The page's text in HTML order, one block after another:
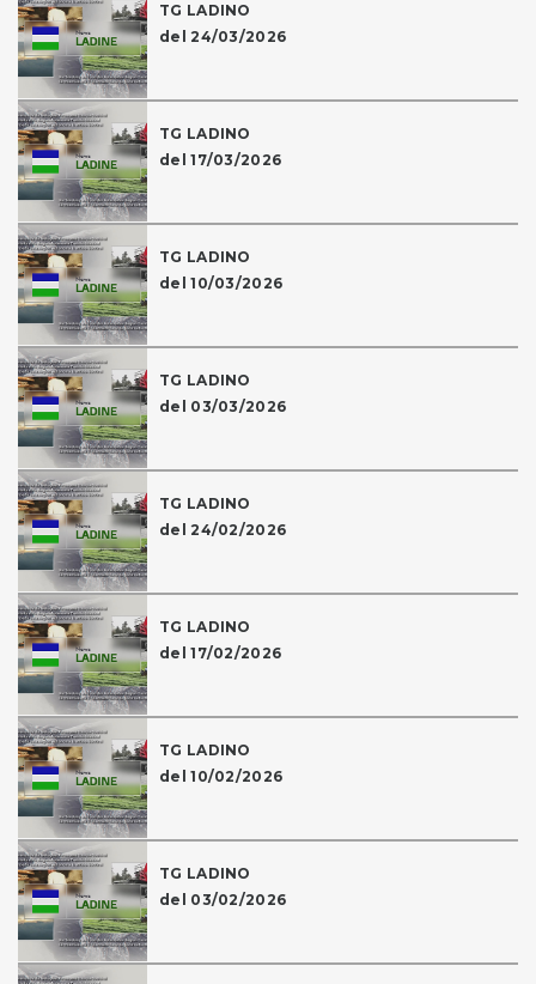
TG LADINO
del 24/03/2026
TG LADINO
del 17/03/2026
TG LADINO
del 10/03/2026
TG LADINO
del 03/03/2026
TG LADINO
del 24/02/2026
TG LADINO
del 17/02/2026
TG LADINO
del 10/02/2026
TG LADINO
del 03/02/2026